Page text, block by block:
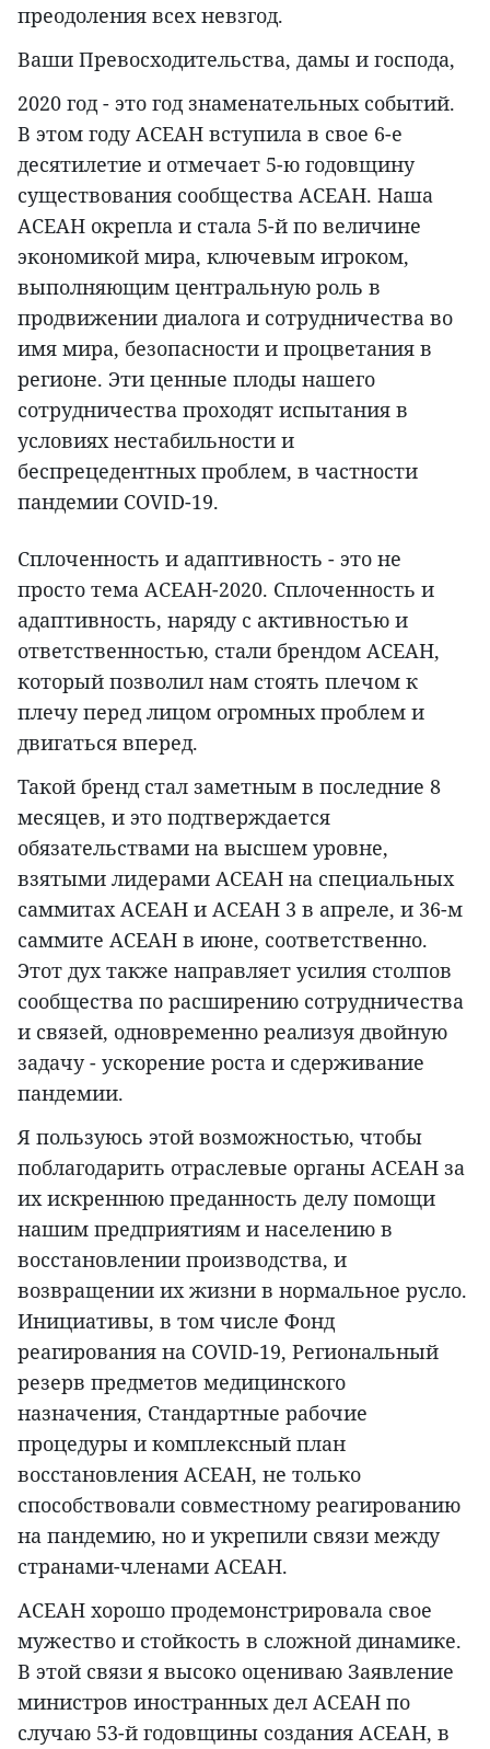
преодоления всех невзгод.
Ваши Превосходительства, дамы и господа,
2020 год - это год знаменательных событий.
В этом году АСЕАН вступила в свое 6-е
десятилетие и отмечает 5-ю годовщину
существования сообщества АСЕАН. Наша
АСЕАН окрепла и стала 5-й по величине
экономикой мира, ключевым игроком,
выполняющим центральную роль в
продвижении диалога и сотрудничества во
имя мира, безопасности и процветания в
регионе. Эти ценные плоды нашего
сотрудничества проходят испытания в
условиях нестабильности и
беспрецедентных проблем, в частности
пандемии COVID-19.
Сплоченность и адаптивность - это не
просто тема АСЕАН-2020. Сплоченность и
адаптивность, наряду с активностью и
ответственностью, стали брендом АСЕАН,
который позволил нам стоять плечом к
плечу перед лицом огромных проблем и
двигаться вперед.
Такой бренд стал заметным в последние 8
месяцев, и это подтверждается
обязательствами на высшем уровне,
взятыми лидерами АСЕАН на специальных
саммитах АСЕАН и АСЕАН 3 в апреле, и 36-м
саммите АСЕАН в июне, соответственно.
Этот дух также направляет усилия столпов
сообщества по расширению сотрудничества
и связей, одновременно реализуя двойную
задачу - ускорение роста и сдерживание
пандемии.
Я пользуюсь этой возможностью, чтобы
поблагодарить отраслевые органы АСЕАН за
их искреннюю преданность делу помощи
нашим предприятиям и населению в
восстановлении производства, и
возвращении их жизни в нормальное русло.
Инициативы, в том числе Фонд
реагирования на COVID-19, Региональный
резерв предметов медицинского
назначения, Стандартные рабочие
процедуры и комплексный план
восстановления АСЕАН, не только
способствовали совместному реагированию
на пандемию, но и укрепили связи между
странами-членами АСЕАН.
АСЕАН хорошо продемонстрировала свое
мужество и стойкость в сложной динамике.
В этой связи я высоко оцениваю Заявление
министров иностранных дел АСЕАН по
случаю 53-й годовщины создания АСЕАН, в